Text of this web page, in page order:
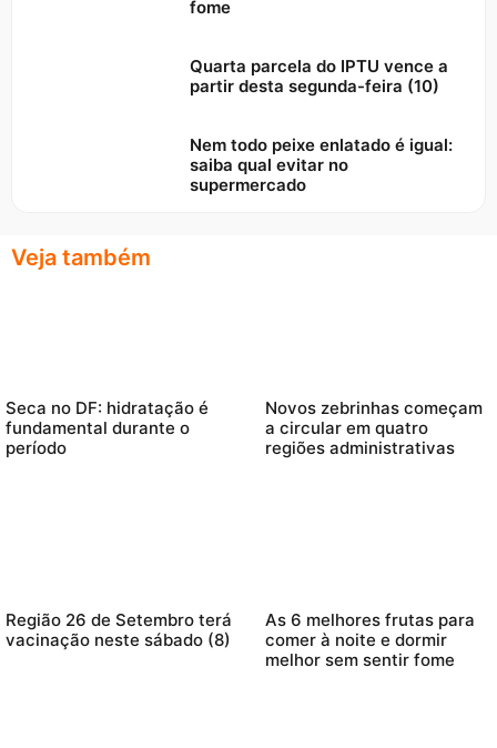
fome
Quarta parcela do IPTU vence a
partir desta segunda-feira (10)
Nem todo peixe enlatado é igual:
saiba qual evitar no
supermercado
Veja também
Seca no DF: hidratação é
fundamental durante o
período
Novos zebrinhas começam
a circular em quatro
regiões administrativas
Região 26 de Setembro terá
vacinação neste sábado (8)
As 6 melhores frutas para
comer à noite e dormir
melhor sem sentir fome